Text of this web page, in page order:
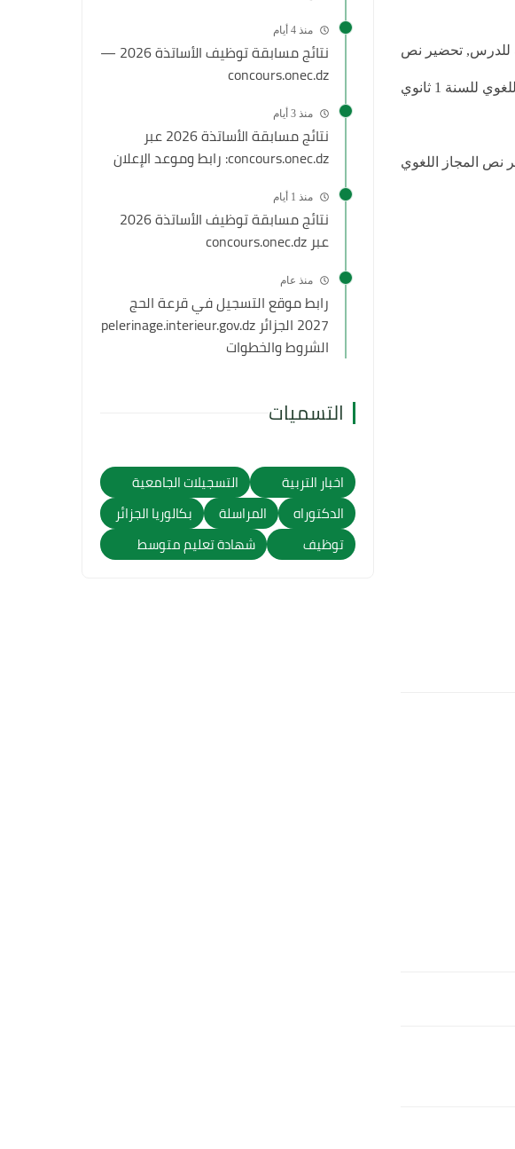
للدرس, تحضير نص
منذ 4 أيام
نتائج مسابقة توظيف الأساتذة 2026 —
concours.onec.dz
منذ 3 أيام
نتائج مسابقة الأساتذة 2026 عبر
concours.onec.dz: رابط وموعد الإعلان
منذ 1 أيام
نتائج مسابقة توظيف الأساتذة 2026
عبر concours.onec.dz
منذ عام
رابط موقع التسجيل في قرعة الحج
2027 الجزائر pelerinage.interieur.gov.dz
الشروط والخطوات
التسميات
اخبار التربية
التسجيلات الجامعية
الدكتوراه
المراسلة
بكالوريا الجزائر
توظيف
شهادة تعليم متوسط